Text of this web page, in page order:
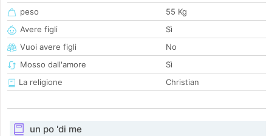
peso
55 Kg
Avere figli
Sì
Vuoi avere figli
No
Mosso dall'amore
Sì
La religione
Christian
un po 'di me